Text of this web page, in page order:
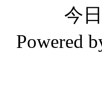
今
Powered